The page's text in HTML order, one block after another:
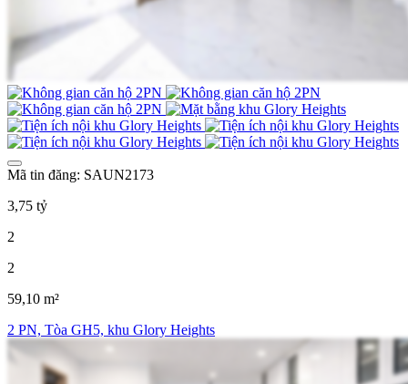
Mã tin đăng: SAUN2173
3,75 tỷ
2
2
59,10 m²
2 PN, Tòa GH5, khu Glory Heights